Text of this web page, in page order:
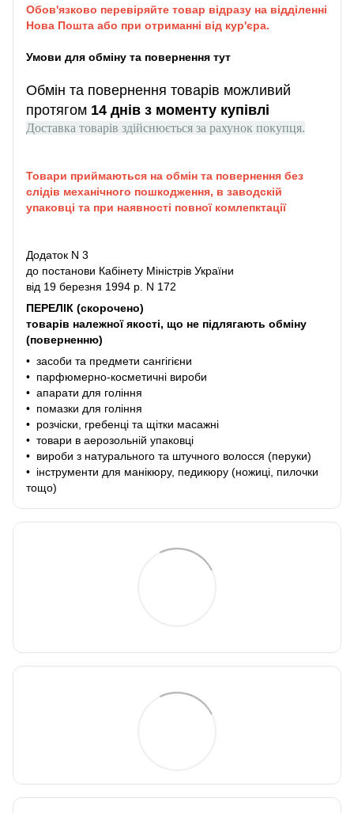
Обов'язково перевіряйте товар відразу на відділенні
Нова Пошта або при отриманні від кур'єра.
Умови для обміну та повернення тут
Обмін та повернення товарів можливий
протягом 14 днів з моменту купівлі
Доставка товарів здійснюється за рахунок покупця.
Товари приймаються на обмін та повернення без
слідів механічного пошкодження, в заводскій
упаковці та при наявності повної комлепктації
Додаток N 3
до постанови Кабінету Міністрів України
від 19 березня 1994 р. N 172
ПЕРЕЛІК (скорочено)
товарів належної якості, що не підлягають обміну
(поверненню)
• засоби та предмети сангігієни
• парфюмерно-косметичні вироби
• апарати для гоління
• помазки для гоління
• розчіски, гребенці та щітки масажні
• товари в аерозольній упаковці
• вироби з натурального та штучного волосся (перуки)
• інструменти для манікюру, педикюру (ножиці, пилочки
тощо)